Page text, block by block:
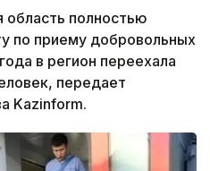
область полностью
по приему добровольных
в регион переехала
передает
Kazinform.